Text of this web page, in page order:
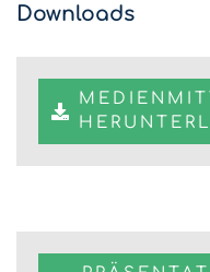
Downloads